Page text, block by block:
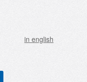
in english